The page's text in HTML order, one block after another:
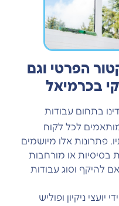
הפרטי וגם
בכרמיאל
בתחום עבודות
לכל לקוח
פתרונות אלו מיושמים
בסיסיות או מורחבות
להיקף וסוג עבודות
ניקיון ופוליש